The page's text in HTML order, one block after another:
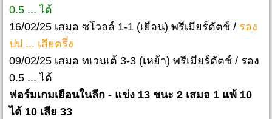
0.5 ... ได้
16/02/25 เสมอ ซโวลล์ 1-1 (เยือน) พรีเมียร์ดัตช์ / รอง
ปป ... เสียครึ่ง
09/02/25 เสมอ ทเวนเต้ 3-3 (เหย้า) พรีเมียร์ดัตช์ / รอง
0.5 ... ได้
ฟอร์มเกมเยือนในลีก - แข่ง 13 ชนะ 2 เสมอ 1 แพ้ 10
ได้ 10 เสีย 33